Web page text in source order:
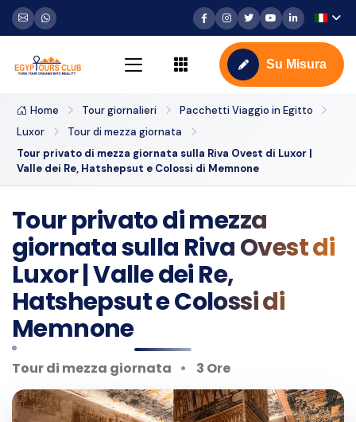
Su Misura
Home Tour giornalieri
Pacchetti Viaggio in Egitto
Luxor
Tour di mezza giornata
Tour privato di mezza giornata sulla Riva Ovest di Luxor |
Valle dei Re, Hatshepsut e Colossi di Memnone
Tour privato di mezza
giornata sulla Riva Ovest di
Luxor | Valle dei Re,
Hatshepsut e Colossi di
Memnone
Tour di mezza giornata 3 Ore